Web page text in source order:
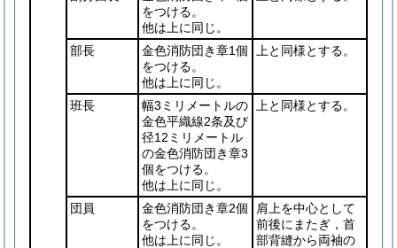
をつける。
他は上に同じ。
部長
金色消防団き章1個
をつける。
他は上に同じ。
上と同様とする。
班長
幅3ミリメートルの
金色平織線2条及び
径12ミリメートル
の金色消防団き章3
個をつける。
他は上に同じ。
上と同様とする。
団員
金色消防団き章2個
をつける。
他は上に同じ。
肩上を中心として
前後にまたぎ，首
部背縫から両袖の